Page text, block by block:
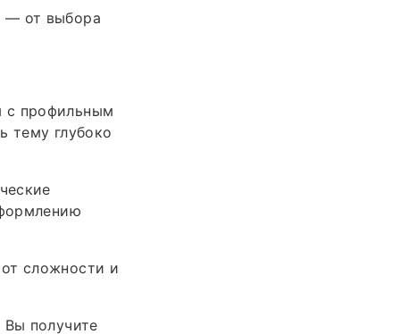
— от выбора
с профильным
тему глубоко
сложности и
Вы получите